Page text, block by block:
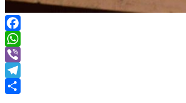
Facebook
WhatsApp
Viber
Telegram